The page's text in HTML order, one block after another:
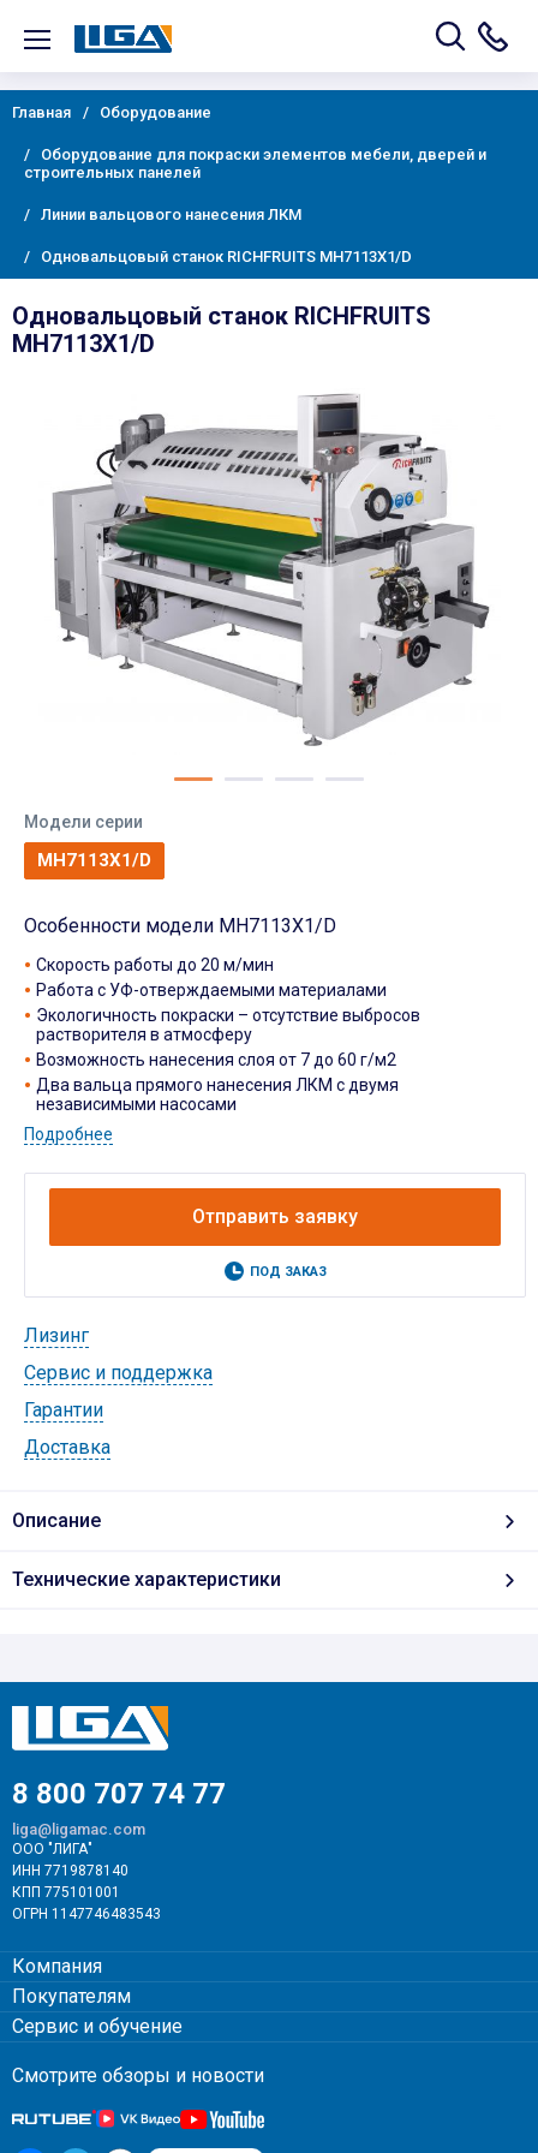
Главная Оборудование
Оборудование для покраски элементов мебели, дверей и
строительных панелей
Линии вальцового нанесения ЛКМ
Одновальцовый станок RICHFRUITS MH7113X1/D
Одновальцовый станок RICHFRUITS
MH7113X1/D
Модели серии
MH7113X1/D
Особенности модели MH7113X1/D
Скорость работы до 20 м/мин
Работа с УФ-отверждаемыми материалами
Экологичность покраски – отсутствие выбросов
растворителя в атмосферу
Возможность нанесения слоя от 7 до 60 г/м2
Два вальца прямого нанесения ЛКМ с двумя
независимыми насосами
Подробнее
Отправить заявку
ПОД ЗАКАЗ
Лизинг
Cервис и поддержка
Гарантии
Доставка
Описание
Технические характеристики
8 800 707 74 77
liga@ligamac.com
ООО "ЛИГА"
ИНН 7719878140
КПП 775101001
ОГРН 1147746483543
Компания
Покупателям
Сервис и обучение
Смотрите обзоры и новости